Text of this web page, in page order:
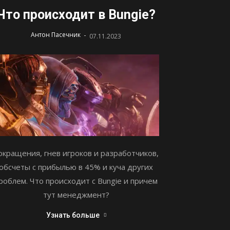
происходит в Bungie?
Антон Пасечник - 07.11.2023
гнев игроков и разработчиков,
с прибылью в 45% и куча других
Что происходит с Bungie и причем
тут менеджмент?
Узнать больше